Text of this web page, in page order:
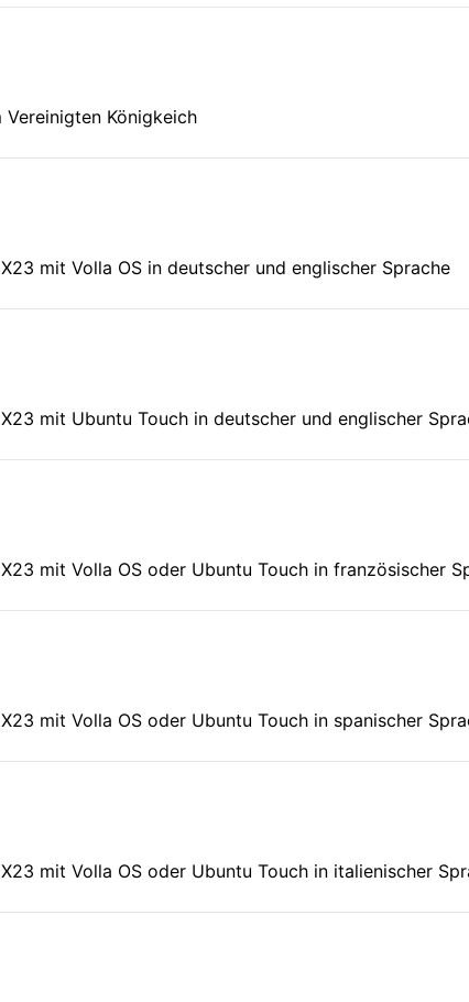
Königkeich
mit Volla OS in deutscher und englischer Sprache
mit Ubuntu Touch in deutscher und englischer
mit Volla OS oder Ubuntu Touch in französischer
mit Volla OS oder Ubuntu Touch in spanischer
mit Volla OS oder Ubuntu Touch in italienischer